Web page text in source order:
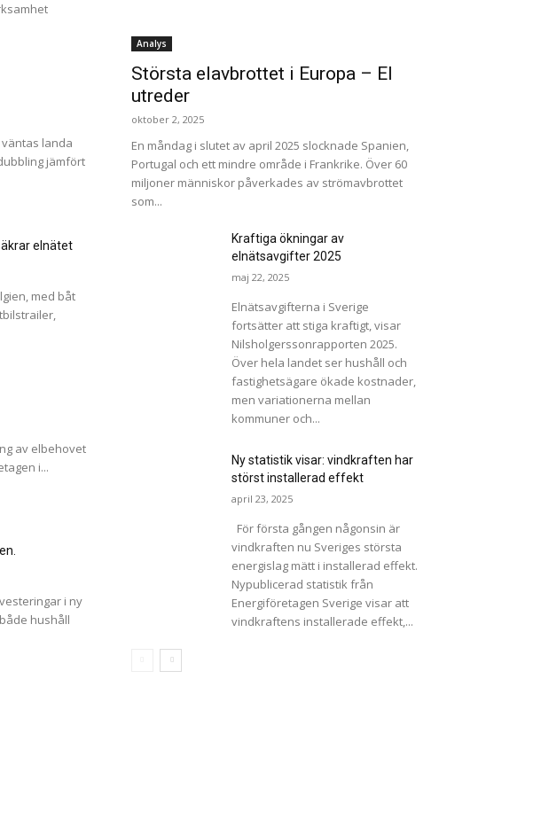
landa
jämfört
elnätet
med båt
av elbehovet
i...
i ny
hushåll
Analys
Största elavbrottet i Europa – EI
utreder
oktober 2, 2025
En måndag i slutet av april 2025 slocknade Spanien,
Portugal och ett mindre område i Frankrike. Över 60
miljoner människor påverkades av strömavbrottet
som...
Kraftiga ökningar av
elnätsavgifter 2025
maj 22, 2025
Elnätsavgifterna i Sverige
fortsätter att stiga kraftigt, visar
Nilsholgerssonrapporten 2025.
Över hela landet ser hushåll och
fastighetsägare ökade kostnader,
men variationerna mellan
kommuner och...
Ny statistik visar: vindkraften har
störst installerad effekt
april 23, 2025
För första gången någonsin är
vindkraften nu Sveriges största
energislag mätt i installerad effekt.
Nypublicerad statistik från
Energiföretagen Sverige visar att
vindkraftens installerade effekt,...